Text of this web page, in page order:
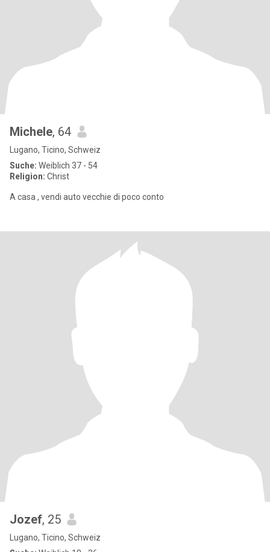
Michele, 64
Lugano, Ticino, Schweiz
Suche: Weiblich 37 - 54
Religion: Christ
A casa , vendi auto vecchie di poco conto
Jozef, 25
Lugano, Ticino, Schweiz